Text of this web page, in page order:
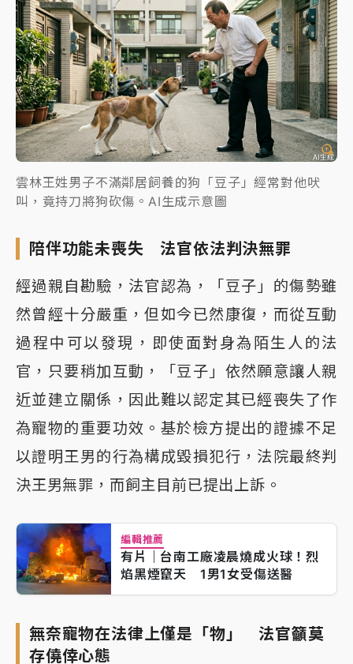
雲林王姓男子不滿鄰居飼養的狗「豆子」經常對他吠
叫，竟持刀將狗砍傷。AI生成示意圖
陪伴功能未喪失 法官依法判決無罪
經過親自勘驗，法官認為，「豆子」的傷勢雖
然曾經十分嚴重，但如今已然康復，而從互動
過程中可以發現，即使面對身為陌生人的法
官，只要稍加互動，「豆子」依然願意讓人親
近並建立關係，因此難以認定其已經喪失了作
為寵物的重要功效。基於檢方提出的證據不足
以證明王男的行為構成毀損犯行，法院最終判
決王男無罪，而飼主目前已提出上訴。
編輯推薦
有片｜台南工廠凌晨燒成火球！烈
焰黑煙竄天 1男1女受傷送醫
無奈寵物在法律上僅是「物」 法官籲莫
存僥倖心態